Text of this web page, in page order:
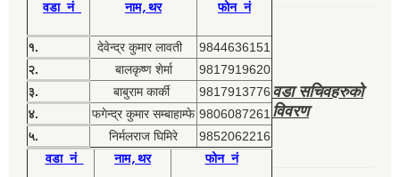
वडा नं नाम,थर फोन नं
१. देवेन्द्र कुमार लावती
9844636151
२.
बालकृष्ण शेर्मा
9817919620
३.
बाबुराम कार्की
9817913776
४.
फगेन्द्र कुमार सम्बाहाम्फे 9806087261
५.
निर्मलराज घिमिरे 9852062216
वडा सचिवहरुको
विवरण
वडा नं नाम,थर फोन नं